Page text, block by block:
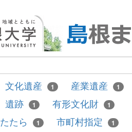
文化遺産 1 産業遺産 1
遺跡 1 有形文化財 1
たたら 1 市町村指定 1